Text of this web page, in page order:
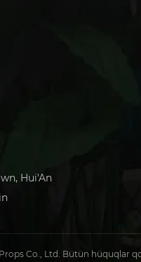
Hui'An
Co., Ltd. Bütün hüquqlar